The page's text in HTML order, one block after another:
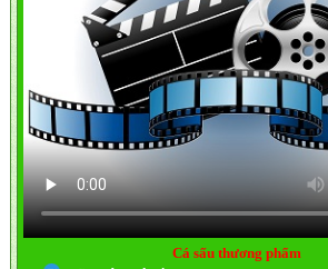
Cá sấu thương phẩm